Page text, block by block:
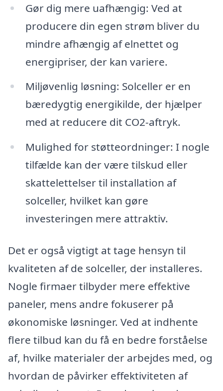
Gør dig mere uafhængig: Ved at
producere din egen strøm bliver du
mindre afhængig af elnettet og
energipriser, der kan variere.
Miljøvenlig løsning: Solceller er en
bæredygtig energikilde, der hjælper
med at reducere dit CO2-aftryk.
Mulighed for støtteordninger: I nogle
tilfælde kan der være tilskud eller
skattelettelser til installation af
solceller, hvilket kan gøre
investeringen mere attraktiv.
Det er også vigtigt at tage hensyn til
kvaliteten af de solceller, der installeres.
Nogle firmaer tilbyder mere effektive
paneler, mens andre fokuserer på
økonomiske løsninger. Ved at indhente
flere tilbud kan du få en bedre forståelse
af, hvilke materialer der arbejdes med, og
hvordan de påvirker effektiviteten af